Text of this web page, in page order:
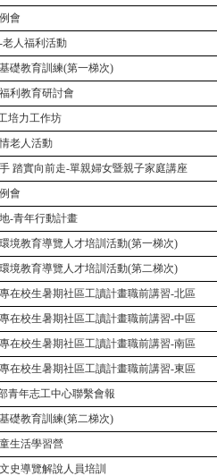
會
老人福利活動
礎教育訓練(第一梯次)
利教育研討會
培力工作坊
老人活動
踏實向前走-單親婦女暨親子家庭講座
會
-青年行動計畫
境教育導覽人才培訓活動(第一梯次)
境教育導覽人才培訓活動(第二梯次)
在校生暑期社區工讀計畫職前講習-北區
在校生暑期社區工讀計畫職前講習-中區
在校生暑期社區工讀計畫職前講習-南區
在校生暑期社區工讀計畫職前講習-東區
青年志工中心聯繫會報
礎教育訓練(第二梯次)
生活學習營
史導覽解說人員培訓